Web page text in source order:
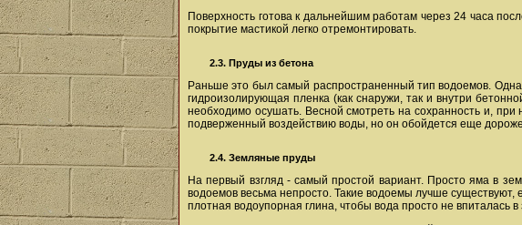
Поверхность готова к дальнейшим работам через 24 часа
покрытие мастикой легко отремонтировать.
2.3. Пруды из бетона
Раньше это был самый распространенный тип водоемов.
гидроизолирующая пленка (как снаружи, так и внутри
необходимо осушать. Весной смотреть на сохранность и,
подверженный воздействию воды, но он обойдется еще
2.4. Земляные пруды
На первый взгляд - самый простой вариант. Просто яма в
водоемов весьма непросто. Такие водоемы лучше
плотная водоупорная глина, чтобы вода просто не впиталась